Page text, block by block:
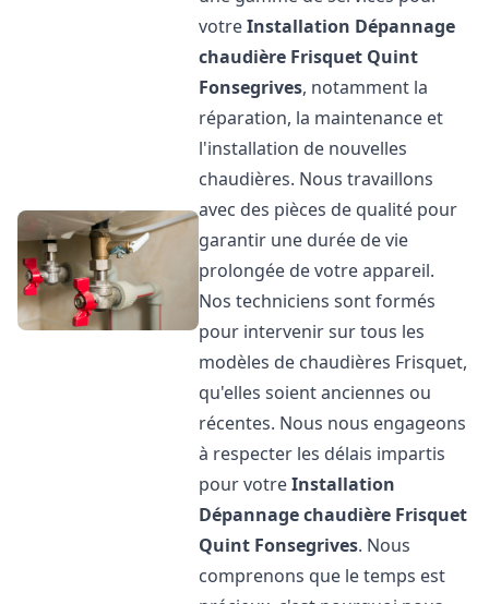
votreInstallation Dépannage
chaudière Frisquet Quint
Fonsegrives, notamment la
réparation, la maintenance et
l'installation de nouvelles
chaudières. Nous travaillons
avec des pièces de qualité pour
garantir une durée de vie
prolongée de votre appareil.
Nos techniciens sont formés
pour intervenir sur tous les
modèles de chaudières Frisquet,
qu'elles soient anciennes ou
récentes. Nous nous engageons
à respecter les délais impartis
pour votreInstallation
Dépannage chaudière Frisquet
Quint Fonsegrives. Nous
comprenons que le temps est